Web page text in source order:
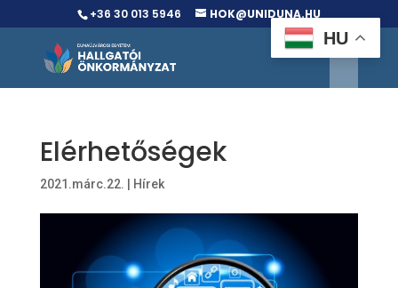
+36 30 013 5946 HOK@UNIDUNA.HU
Elérhetőségek
2021.márc.22. Hírek
HU